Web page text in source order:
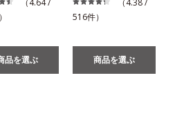
（4.64 /
品を選ぶ
（4.38 /
516件）
商品を選ぶ